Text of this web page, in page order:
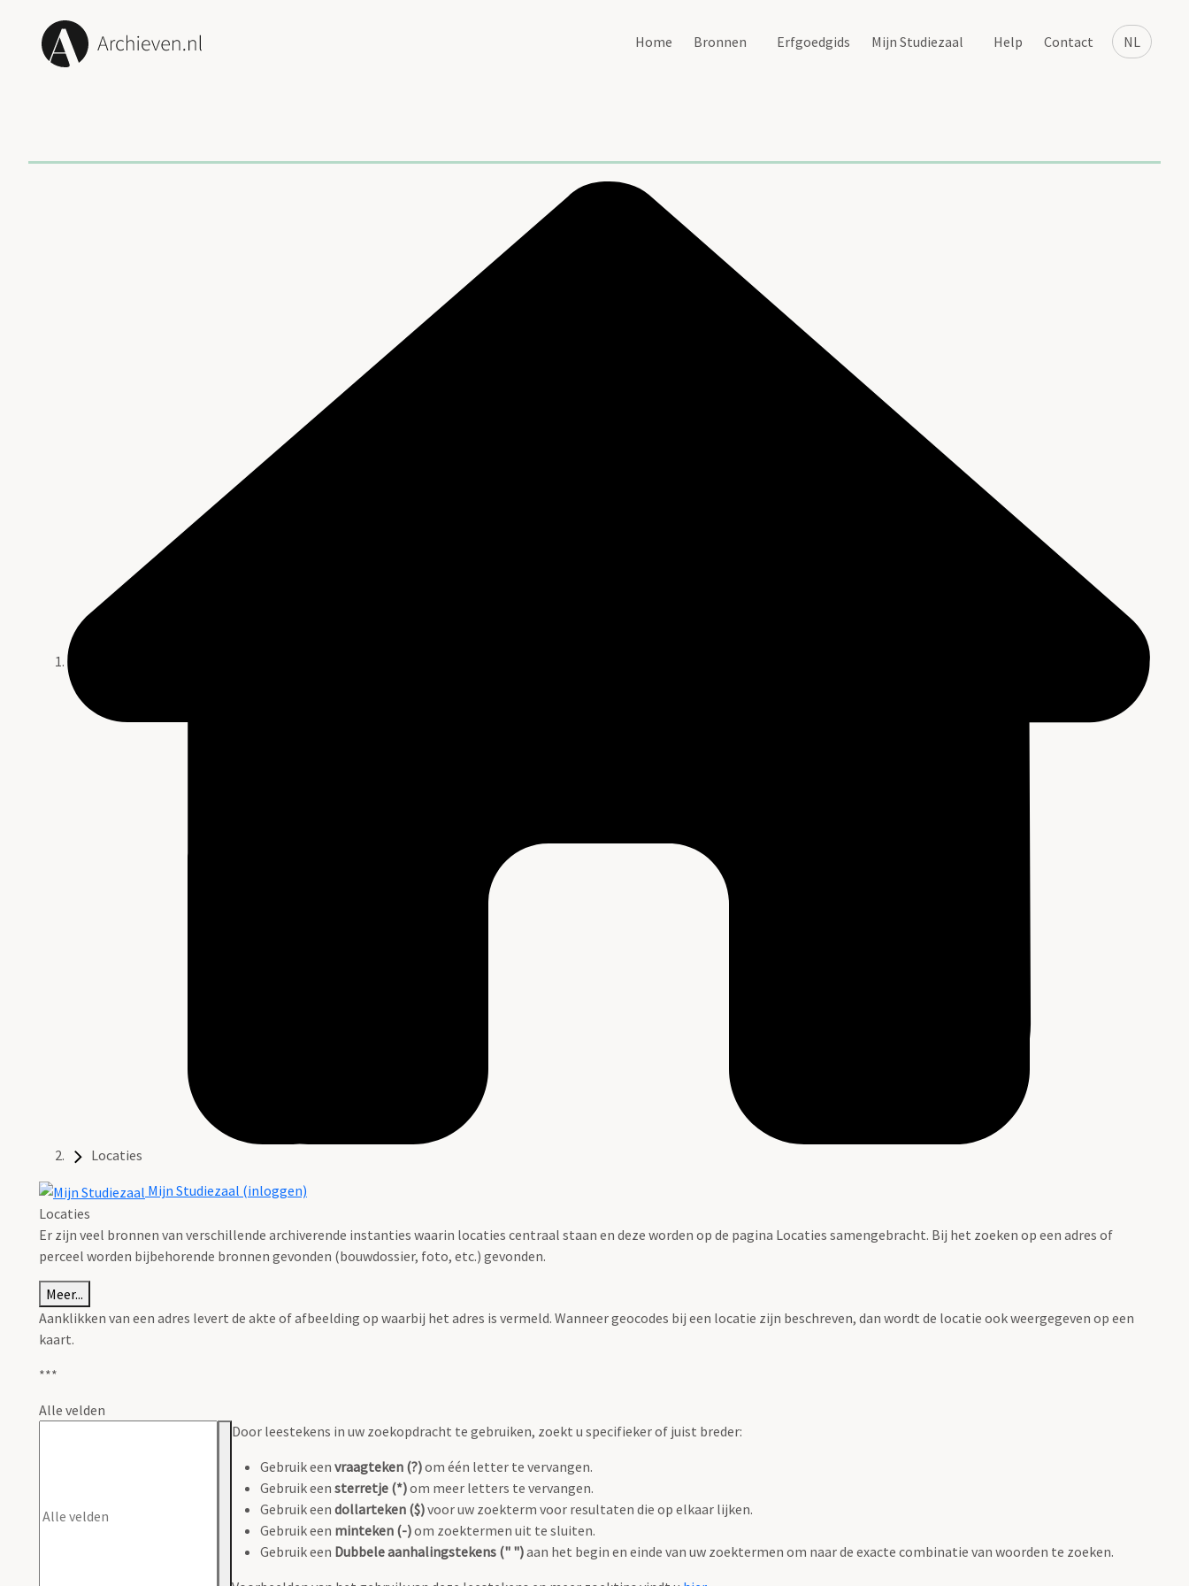
NL
Home Bronnen Erfgoedgids Mijn Studiezaal Help Contact
Locaties
Mijn Studiezaal (inloggen)
Locaties
Er zijn veel bronnen van verschillende archiverende instanties waarin locaties centraal staan en deze worden op de pagina Locaties samengebracht. Bij het zoeken op een adres of
perceel worden bijbehorende bronnen gevonden (bouwdossier, foto, etc.) gevonden.
Meer...
Aanklikken van een adres levert de akte of afbeelding op waarbij het adres is vermeld. Wanneer geocodes bij een locatie zijn beschreven, dan wordt de locatie ook weergegeven op een
kaart.
***
Alle velden
Door leestekens in uw zoekopdracht te gebruiken, zoekt u specifieker of juist breder:
Gebruik een vraagteken (?)om één letter te vervangen.
Gebruik een sterretje (*)om meer letters te vervangen.
Gebruik een dollarteken ($)voor uw zoekterm voor resultaten die op elkaar lijken.
Gebruik een minteken (-)om zoektermen uit te sluiten.
Gebruik een Dubbele aanhalingstekens (" ")aan het begin en einde van uw zoektermen om naar de exacte combinatie van woorden te zoeken.